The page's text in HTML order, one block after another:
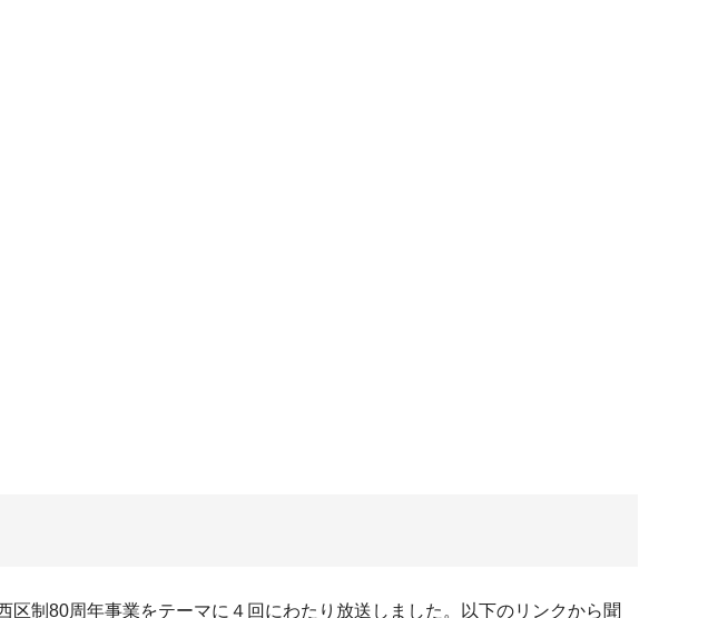
制80周年事業をテーマに４回にわたり放送しました。以下のリンクから聞